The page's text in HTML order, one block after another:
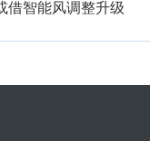
借智能风调整升级